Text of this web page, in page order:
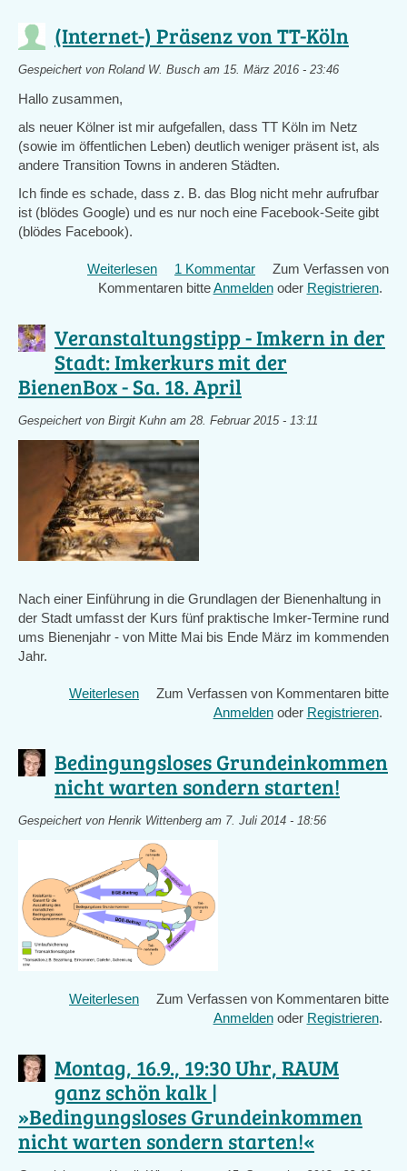
(Internet-) Präsenz von TT-Köln
Gespeichert von Roland W. Busch am 15. März 2016 - 23:46
Hallo zusammen,
als neuer Kölner ist mir aufgefallen, dass TT Köln im Netz
(sowie im öffentlichen Leben) deutlich weniger präsent ist, als
andere Transition Towns in anderen Städten.
Ich finde es schade, dass z. B. das Blog nicht mehr aufrufbar
ist (blödes Google) und es nur noch eine Facebook-Seite gibt
(blödes Facebook).
Weiterlesen über
(Internet-)
TT-
Köln
1 Kommentar
Zum Verfassen von
Kommentaren bitteAnmeldenoder Registrieren.
Veranstaltungstipp - Imkern in der
Stadt: Imkerkurs mit der
BienenBox - Sa. 18. April
Gespeichert von Birgit Kuhn am 28. Februar 2015 - 13:11
Nach einer Einführung in die Grundlagen der Bienenhaltung in
der Stadt umfasst der Kurs fünf praktische Imker-Termine rund
ums Bienenjahr - von Mitte Mai bis Ende März im kommenden
Jahr.
Weiterlesen über
Veranstaltungstipp
in
der
Imkerkurs
mit
der
BienenBox
-
Sa.
18.
April
Zum Verfassen von Kommentaren bitte
Anmeldenoder Registrieren.
Bedingungsloses Grundeinkommen
nicht warten sondern starten!
Gespeichert von Henrik Wittenberg am 7. Juli 2014 - 18:56
Weiterlesen über
Bedingungsloses
warten
sondern
starten!
Zum Verfassen von Kommentaren bitte
Anmeldenoder Registrieren.
Montag, 16.9., 19:30 Uhr, RAUM
ganz schön kalk |
»Bedingungsloses Grundeinkommen
nicht warten sondern starten!«